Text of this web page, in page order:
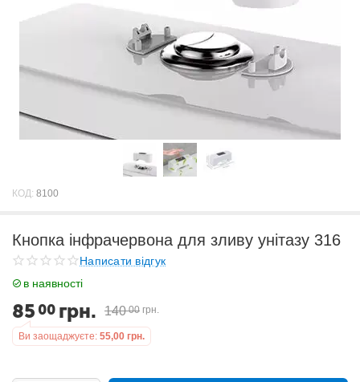
КОД: 8100
Кнопка інфрачервона для зливу унітазу 316
Написати відгук
в наявності
85 00 грн. 140 00 грн.
Ви заощаджуєте: 55,00 грн.